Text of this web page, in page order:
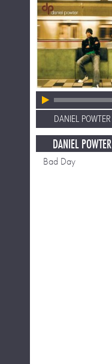
DANIEL POWTER
DANIEL POWTER
Bad Day